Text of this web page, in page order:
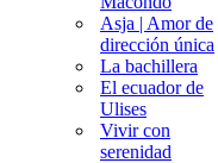
Asja | Amor de
dirección única
La bachillera
El ecuador de
Ulises
Vivir con
serenidad